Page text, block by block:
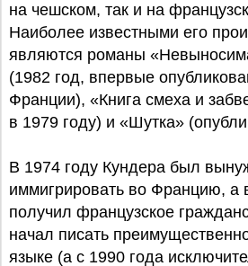
на чешском, так и на
Наиболее известными его
являются романы
(1982 год, впервые
Франции), «Книга смеха и
в 1979 году) и «Шутка»
В 1974 году Кундера был
иммигрировать во Францию, а
получил французское
начал писать
языке (а с 1990 года